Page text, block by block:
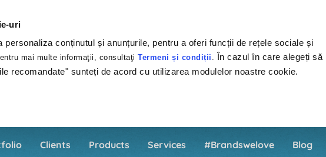
uri
personaliza conținutul și anunțurile, pentru a oferi funcții de rețele sociale și
mai multe informaţii, consultaţiTermeni și condiții . În cazul în care alegeți să
recomandate" sunteți de acord cu utilizarea modulelor noastre cookie.
Clients Products Services #Brandswelove Blog